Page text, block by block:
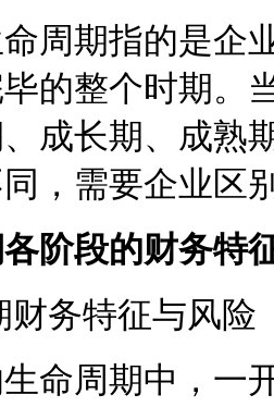
期指的是企业
的整个时期。
成长期、成熟
，需要企业区
阶段的财务特
务特征与风险
周期中，一开